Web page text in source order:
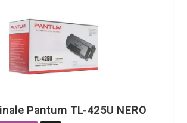
Pantum TL-425U NERO